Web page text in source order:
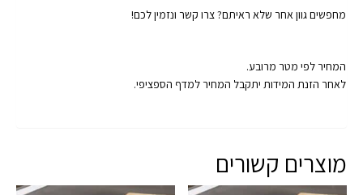
מחפשים גוון אחר שלא ראיתם? צרו קשר ונזמין לכם!
המחיר לפי מטר מרובע.
לאחר הזנת המידות יתקבל המחיר למדף הספציפי.
מוצרים קשורים